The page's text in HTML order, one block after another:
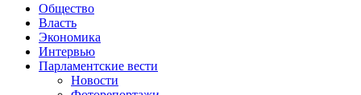
Общество
Власть
Экономика
Интервью
Парламентские вести
Новости